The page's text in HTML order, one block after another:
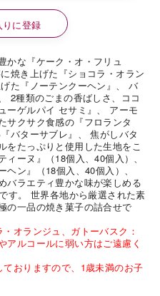
に登録
かな『ケーク・オ・フリュ
焼き上げた『ショコラ・オラン
た『ノーテンクーヘン』、 バ
2種類のごまの香ばしさ、ココ
ーゲルパイ セサミ』、 アーモ
サクサク食感の『フロランタ
バターサブレ』、 焦がしバタ
をたっぷりと使用した生地をこ
ーヌ』（18個入、40個入）、
ン』（18個入、40個入）、
バラエティ豊かな味が楽しめる
す。 世界各地から厳選された素
の一品の焼き菓子の詰合せで
オランジュ、ガトーバスク：
アルコールに弱い方はご遠慮く
おりますので、1歳未満のお子